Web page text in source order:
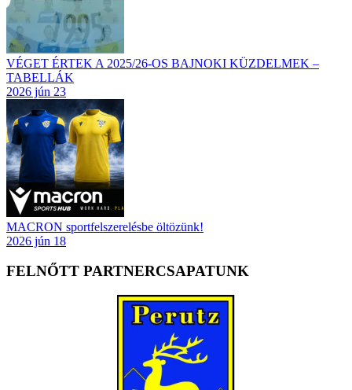
VÉGET ÉRTEK A 2025/26-OS BAJNOKI KÜZDELMEK –
TABELLÁK
2026 jún 23
MACRON sportfelszerelésbe öltözünk!
2026 jún 18
FELNŐTT PARTNERCSAPATUNK